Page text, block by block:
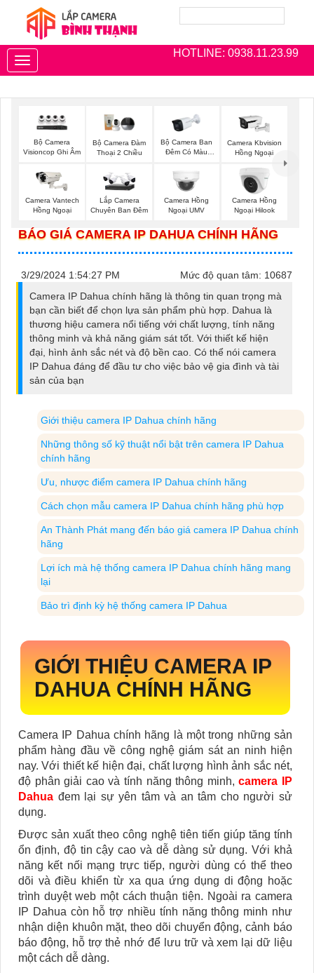
HOTLINE: 0938.11.23.99
Toggle
navigation
Bộ Camera
Visioncop Ghi Âm
Bộ Camera Đàm
Thoại 2 Chiều
Bộ Camera Ban
Đêm Có Màu
Camera Kbvision
Hồng Ngoại
Camera Vantech
Hồng Ngoại
Lắp Camera
Chuyên Ban Đêm
Camera Hồng
Ngoại UMV
Camera Hồng
Ngoại Hilook
BÁO GIÁ CAMERA IP DAHUA CHÍNH HÃNG
3/29/2024 1:54:27 PM
Mức độ quan tâm: 10687
Camera IP Dahua chính hãng là thông tin quan trọng mà
bạn cần biết để chọn lựa sản phẩm phù hợp. Dahua là
thương hiệu camera nổi tiếng với chất lượng, tính năng
thông minh và khả năng giám sát tốt. Với thiết kế hiện
đại, hình ảnh sắc nét và độ bền cao. Có thể nói camera
IP Dahua đáng để đầu tư cho việc bảo vệ gia đình và tài
sản của bạn
Giới thiệu camera IP Dahua chính hãng
Những thông số kỹ thuật nổi bật trên camera IP Dahua
chính hãng
Ưu, nhược điểm camera IP Dahua chính hãng
Cách chọn mẫu camera IP Dahua chính hãng phù hợp
An Thành Phát mang đến báo giá camera IP Dahua chính
hãng
Lợi ích mà hệ thống camera IP Dahua chính hãng mang
lại
Bảo trì định kỳ hệ thống camera IP Dahua
GIỚI THIỆU CAMERA IP
DAHUA CHÍNH HÃNG
Camera IP Dahua chính hãng là một trong những sản
phẩm hàng đầu về công nghệ giám sát an ninh hiện
nay. Với thiết kế hiện đại, chất lượng hình ảnh sắc nét,
độ phân giải cao và tính năng thông minh,camera IP
Dahua đem lại sự yên tâm và an tâm cho người sử
dụng.
Được sản xuất theo công nghệ tiên tiến giúp tăng tính
ổn định, độ tin cậy cao và dễ dàng sử dụng. Với khả
năng kết nối mạng trực tiếp, người dùng có thể theo
dõi và điều khiển từ xa qua ứng dụng di động hoặc
trình duyệt web một cách thuận tiện. Ngoài ra camera
IP Dahua còn hỗ trợ nhiều tính năng thông minh như
nhận diện khuôn mặt, theo dõi chuyển động, cảnh báo
báo động, hỗ trợ thẻ nhớ để lưu trữ và xem lại dữ liệu
một cách dễ dàng.